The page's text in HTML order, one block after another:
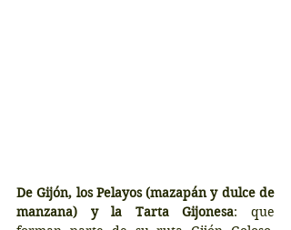
De Gijón, los Pelayos (mazapán y dulce de
manzana) y la Tarta Gijonesa: que